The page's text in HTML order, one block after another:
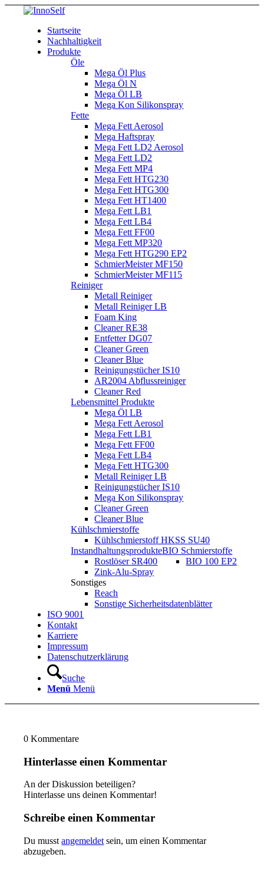
Startseite
Nachhaltigkeit
Produkte
Öle
Mega Öl Plus
Mega Öl N
Mega Öl LB
Mega Kon Silikonspray
Fette
Mega Fett Aerosol
Mega Haftspray
Mega Fett LD2 Aerosol
Mega Fett LD2
Mega Fett MP4
Mega Fett HTG230
Mega Fett HTG300
Mega Fett HT1400
Mega Fett LB1
Mega Fett LB4
Mega Fett FF00
Mega Fett MP320
Mega Fett HTG290 EP2
SchmierMeister MF150
SchmierMeister MF115
Reiniger
Metall Reiniger
Metall Reiniger LB
Foam King
Cleaner RE38
Entfetter DG07
Cleaner Green
Cleaner Blue
Reinigungstücher IS10
AR2004 Abflussreiniger
Cleaner Red
Lebensmittel Produkte
Mega Öl LB
Mega Fett Aerosol
Mega Fett LB1
Mega Fett FF00
Mega Fett LB4
Mega Fett HTG300
Metall Reiniger LB
Reinigungstücher IS10
Mega Kon Silikonspray
Cleaner Green
Cleaner Blue
Kühlschmierstoffe
Kühlschmierstoff HKSS SU40
Instandhaltungsprodukte
Rostlöser SR400
Zink-Alu-Spray
BIO Schmierstoffe
BIO 100 EP2
Sonstiges
Reach
Sonstige Sicherheitsdatenblätter
ISO 9001
Kontakt
Karriere
Impressum
Datenschutzerklärung
Suche
Menü Menü
0 Kommentare
Hinterlasse einen Kommentar
An der Diskussion beteiligen?
Hinterlasse uns deinen Kommentar!
Schreibe einen Kommentar
Du musstangemeldet sein, um einen Kommentar
abzugeben.